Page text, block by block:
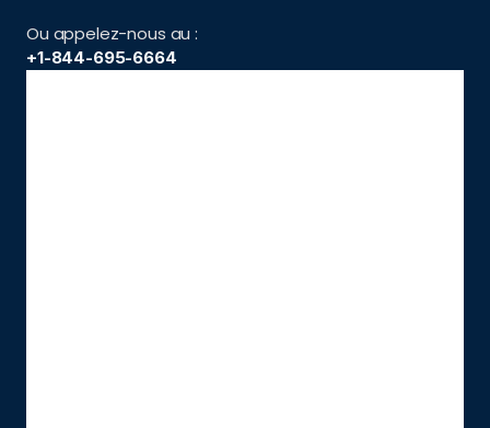
Ou appelez-nous au :
+1-844-695-6664